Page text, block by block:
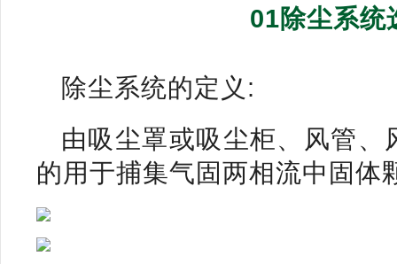
01除尘系统
除尘系统的定义:
由吸尘罩或吸尘柜、风管
的用于捕集气固两相流中固体